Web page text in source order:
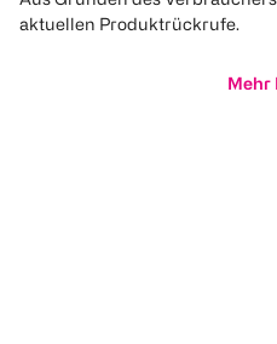
aktuellen Produktrückrufe.
Mehr